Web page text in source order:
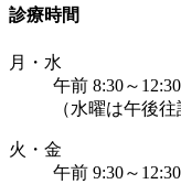
診療時間
月・水
午前 8:30～
（水曜は午後往
火・金
午前 9:30～